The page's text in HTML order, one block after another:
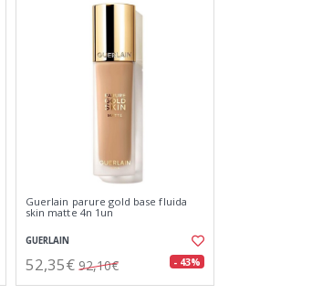
Guerlain parure gold base fluida
skin matte 4n 1un
GUERLAIN
52,35€ 92,10€ - 43%